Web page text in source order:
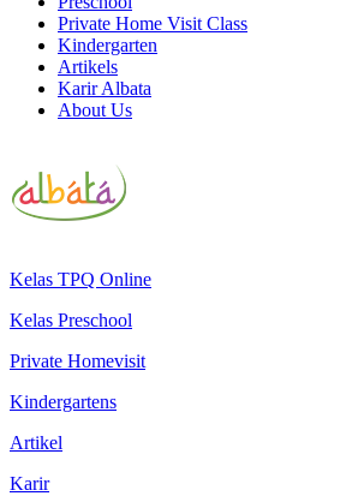
Private Home Visit Class
Kindergarten
Artikels
Karir Albata
About Us
Kelas TPQ Online
Kelas Preschool
Private Homevisit
Kindergartens
Artikel
Karir